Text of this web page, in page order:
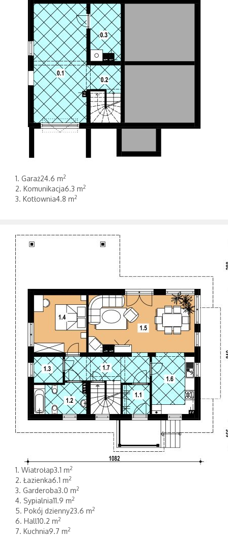
1. Garaż24.6 m2
2. Komunikacja6.3 m2
3. Kotłownia4.8 m2
1. Wiatrołap3.1 m2
2. Łazienka6.1 m2
3. Garderoba3.0 m2
4. Sypialnia11.9 m2
5. Pokój dzienny23.6 m2
6. Hall10.2 m2
7. Kuchnia9.7 m2